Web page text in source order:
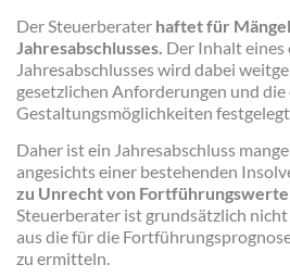
Der Steuerberater haftet für
Jahresabschlusses. Der Inhalt
Jahresabschlusses wird dabei
gesetzlichen Anforderungen und
Gestaltungsmöglichkeiten
Daher ist ein Jahresabschluss
angesichts einer bestehenden
zu Unrecht von
Steuerberater ist grundsätzlich
aus die für die
zu ermitteln.